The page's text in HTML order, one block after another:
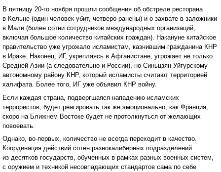
В пятницу 20-го ноября прошли сообщения об обстреле ресторана
в Кельне (один человек убит, четверо ранены) и о захвате в заложники
в Мали (более сотни сотрудников международных организаций,
включая большое количество китайских граждан). Накануне китайское
правительство уже угрожало исламистам, казнившим гражданина КНР
в Ираке. Наконец, ИГ, укрепляясь в Афганистане, угрожает не только
Средней Азии (а следовательно и России), но Синьцзян-Уйгурскому
автономному району КНР, который исламисты считают территорией
халифата. Более того, ИГ уже объявил КНР войну.
Если каждая страна, подвергшаяся нападению исламских
террористов, будет реагировать так же эмоционально, как Франция,
скоро на Ближнем Востоке будет не протолкнуться от желающих
повоевать.
Однако, во-первых, количество не всегда переходит в качество.
Координация действий сотен разнокалиберных подразделений
из десятков государств, обученных в рамках разных военных систем,
с оружием и техникой несовпадающих стандартов сама по себе